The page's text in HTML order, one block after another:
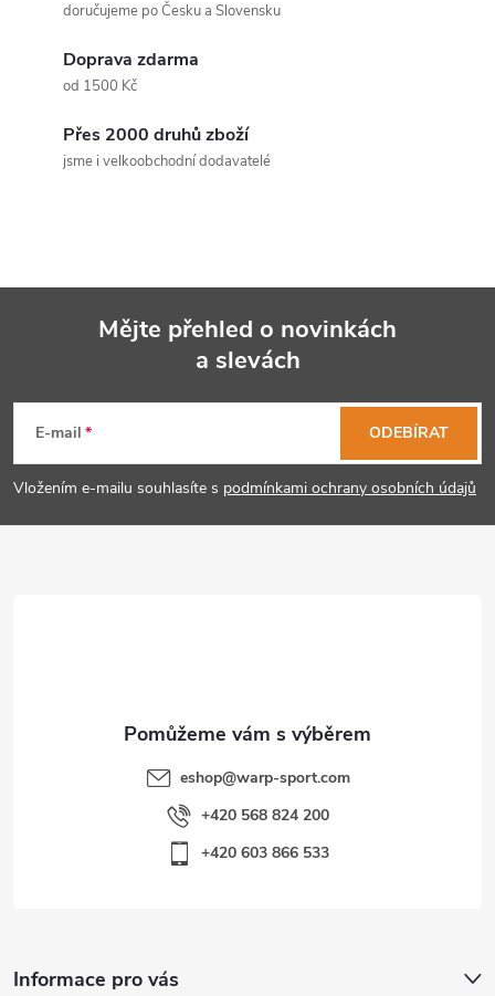
y
ý
p
doručujeme po Česku a Slovensku
Doprava zdarma
od 1500 Kč
Přes 2000 druhů zboží
jsme i velkoobchodní dodavatelé
p
Mějte přehled o novinkách
a slevách
E-mail
Vložením e-mailu souhlasíte s podmínkami ochrany osobních údajů
ODEBÍRAT
eshop@warp-sport.com
+420 568 824 200
+420 603 866 533
Informace pro vás